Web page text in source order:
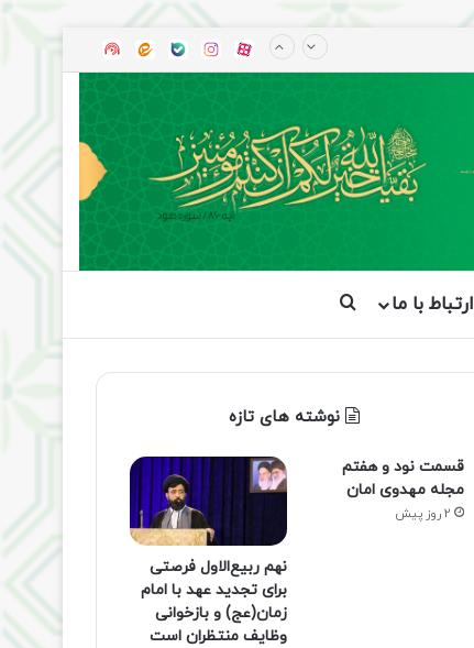
آپاراتاینستاگرام
بله ایتا
ارتباط با ما جستجو برای
نوشته های تازه
قسمت نود و هفتم
مجله مهدوی امان
2 روز پیش
نهم ربیع‌الاول فرصتی
برای تجدید عهد با امام
زمان(عج) و بازخوانی
وظایف منتظران است